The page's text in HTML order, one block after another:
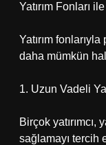
Yatırım Fonları
Yatırım
daha mümkün
1. Uzun Vadeli
Birçok yatırımcı,
sağlamayı tercih